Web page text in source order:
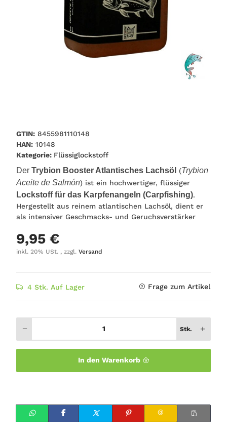
GTIN: 8455981110148
HAN: 10148
Kategorie: Flüssiglockstoff
Der Trybion Booster Atlantisches Lachsöl (Trybion
Aceite de Salmón) ist ein hochwertiger, flüssiger
Lockstoff für das Karpfenangeln (Carpfishing).
Hergestellt aus reinem atlantischen Lachsöl, dient er
als intensiver Geschmacks- und Geruchsverstärker
9,95 €
inkl. 20% USt. , zzgl. Versand
4 Stk. Auf Lager Frage zum Artikel
Stk.
In den Warenkorb